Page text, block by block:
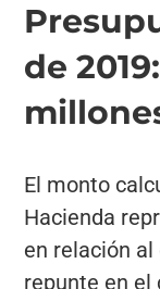
de
El monto
Hacienda
en relación al
repunte en el